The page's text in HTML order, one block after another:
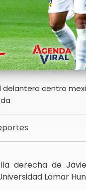
centro
derecha de
Lamar